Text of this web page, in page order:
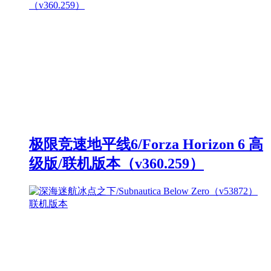
极限竞速地平线6/Forza Horizon 6 高
级版/联机版本（v360.259）